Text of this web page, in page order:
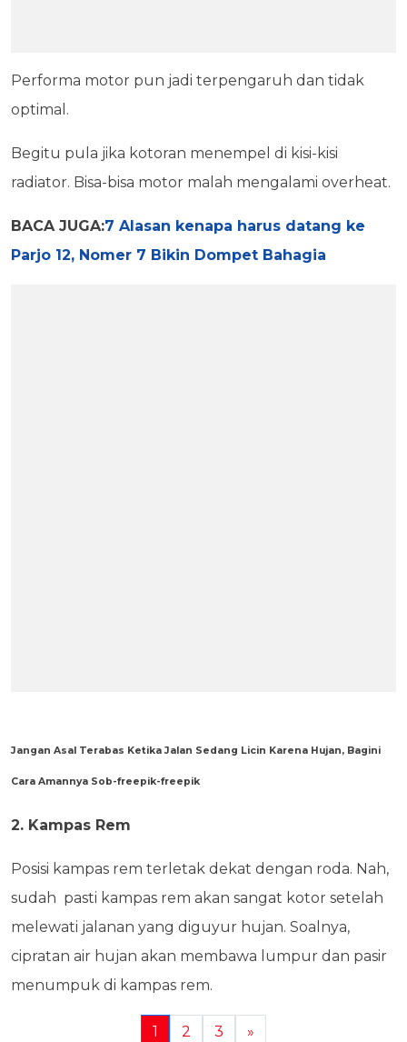
Performa motor pun jadi terpengaruh dan tidak
optimal.
Begitu pula jika kotoran menempel di kisi-kisi
radiator. Bisa-bisa motor malah mengalami overheat.
BACA JUGA:7 Alasan kenapa harus datang ke
Parjo 12, Nomer 7 Bikin Dompet Bahagia
Jangan Asal Terabas Ketika Jalan Sedang Licin Karena Hujan, Bagini
Cara Amannya Sob-freepik-freepik
2. Kampas Rem
Posisi kampas rem terletak dekat dengan roda. Nah,
sudah pasti kampas rem akan sangat kotor setelah
melewati jalanan yang diguyur hujan. Soalnya,
cipratan air hujan akan membawa lumpur dan pasir
menumpuk di kampas rem.
1 2 3 »